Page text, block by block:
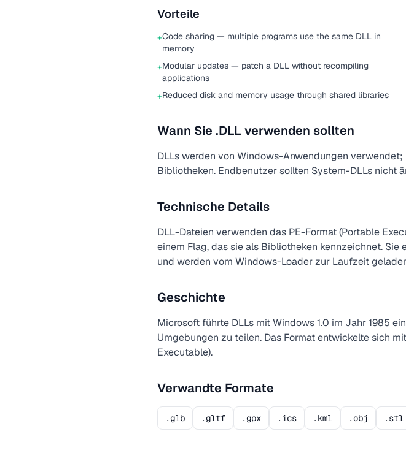
Vorteile
+Code sharing — multiple programs use the same DLL in
memory
+Modular updates — patch a DLL without recompiling
applications
+Reduced disk and memory usage through shared libraries
Wann Sie .DLL verwenden sollten
DLLs werden von Windows-Anwendungen
Bibliotheken. Endbenutzer sollten System-DLLs nicht
Technische Details
DLL-Dateien verwenden das PE-Format (Portable
einem Flag, das sie als Bibliotheken kennzeichnet.
und werden vom Windows-Loader zur Laufzeit
Geschichte
Microsoft führte DLLs mit Windows 1.0 im Jahr 1985
Umgebungen zu teilen. Das Format entwickelte sich
Executable).
Verwandte Formate
.glb .gltf .gpx .ics .kml .obj .stl